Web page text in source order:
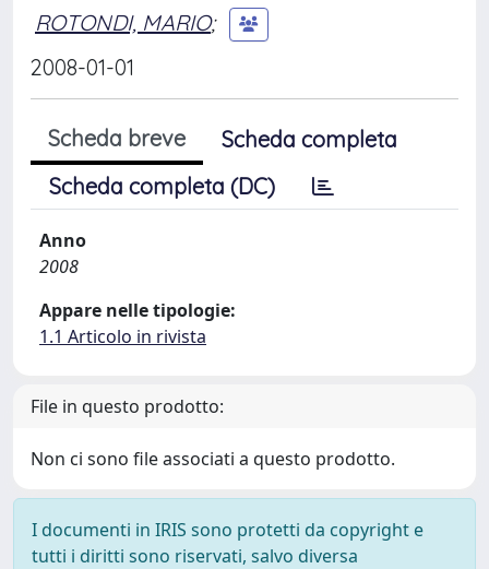
ROTONDI, MARIO;
2008-01-01
Scheda breve
Scheda completa
Scheda completa (DC)
Anno
2008
Appare nelle tipologie:
1.1 Articolo in rivista
File in questo prodotto:
Non ci sono file associati a questo prodotto.
I documenti in IRIS sono protetti da copyright e
tutti i diritti sono riservati, salvo diversa